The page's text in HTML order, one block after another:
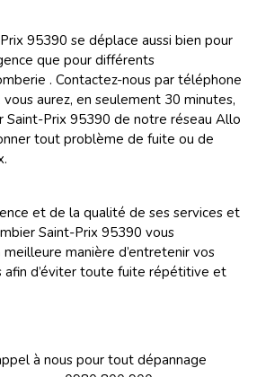
95390 se déplace aussi bien pour
que pour différents
. Contactez-nous par téléphone
aurez, en seulement 30 minutes,
Saint-Prix 95390 de notre réseau Allo
tout problème de fuite ou de
et de la qualité de ses services et
Saint-Prix 95390 vous
manière d’entretenir vos
afin d’éviter toute fuite répétitive et
à nous pour tout dépannage